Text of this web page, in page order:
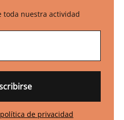
nuestra actividad
política de privacidad